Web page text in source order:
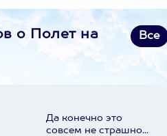
о Полет на
Все
Да конечно это
совсем не страшно...